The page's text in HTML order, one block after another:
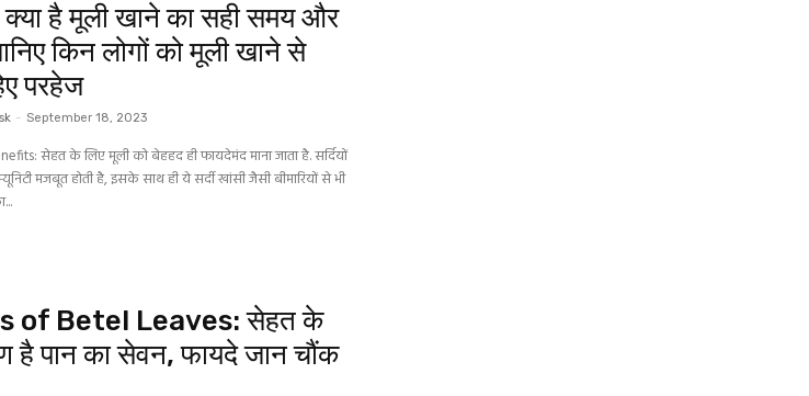
है मूली खाने का सही समय और
किन लोगों को मूली खाने से
परहेज
- September 18, 2023
सेहत के लिए मूली को बेहहद ही फायदेमंद माना जाता है. सर्दियों
मजबूत होती है, इसके साथ ही ये सर्दी खांसी जैसी बीमारियों से भी
of Betel Leaves: सेहत के
है पान का सेवन, फायदे जान चौंक